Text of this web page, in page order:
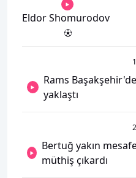
Eldor Shomurodov
Rams
yaklaştı
Bertuğ yakın
müthiş çıkardı